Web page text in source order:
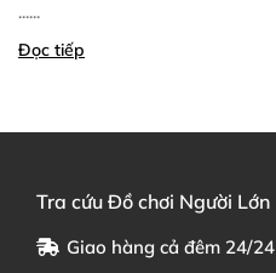
......
Đọc tiếp
Tra cứu Đồ chơi Người Lớn
Giao hàng cả đêm 24/24